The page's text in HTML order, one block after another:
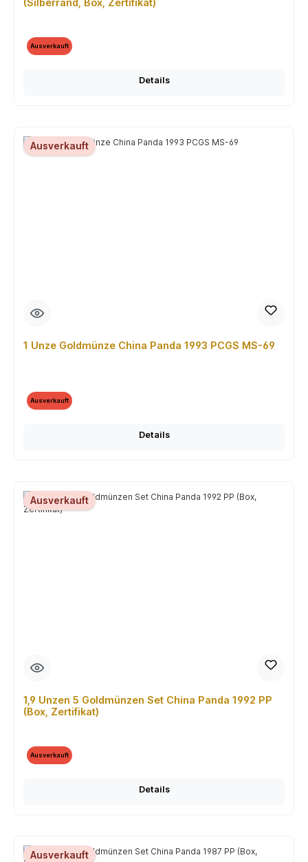
(Silberrand, Box, Zertifikat)
Ausverkauft
Details
Ausverkauft
1 Unze Goldmünze China Panda 1993 PCGS MS-69
Ausverkauft
Details
Ausverkauft
1,9 Unzen 5 Goldmünzen Set China Panda 1992 PP
(Box, Zertifikat)
Ausverkauft
Details
Ausverkauft